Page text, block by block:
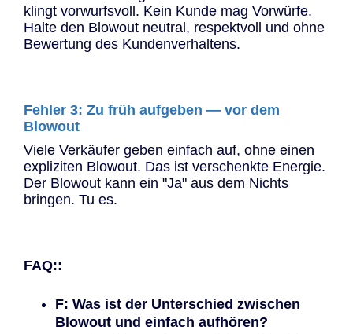
klingt vorwurfsvoll. Kein Kunde mag Vorwürfe.
Halte den Blowout neutral, respektvoll und ohne
Bewertung des Kundenverhaltens.
Fehler 3: Zu früh aufgeben — vor dem
Blowout
Viele Verkäufer geben einfach auf, ohne einen
expliziten Blowout. Das ist verschenkte Energie.
Der Blowout kann ein "Ja" aus dem Nichts
bringen. Tu es.
FAQ::
F: Was ist der Unterschied zwischen
Blowout und einfach aufhören?